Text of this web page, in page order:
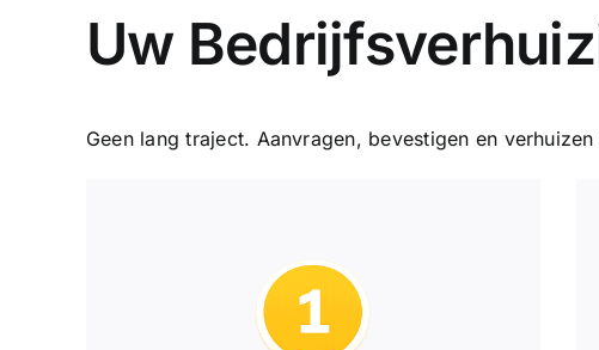
Uw
Geen lang traject. Aanvragen, bevestigen en